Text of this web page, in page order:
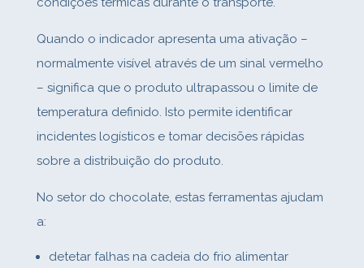
Quando o indicador apresenta uma ativação –
normalmente visível através de um sinal vermelho
– significa que o produto ultrapassou o limite de
temperatura definido. Isto permite identificar
incidentes logísticos e tomar decisões rápidas
sobre a distribuição do produto.
No setor do chocolate, estas ferramentas ajudam
a:
detetar falhas na cadeia do frio alimentar